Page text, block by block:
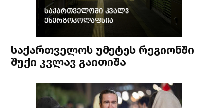
საქართველოს უმეტეს რეგიონში
შუქი კვლავ გაითიშა